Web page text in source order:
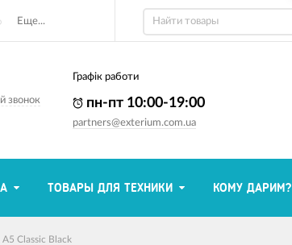
Еще...
звонок
Графік работи
пн-пт 10:00-19:00
partners@exterium.com.ua
ТОВАРЫ ДЛЯ ТЕХНИКИ КОМУ ДАРИМ?
Classic Black